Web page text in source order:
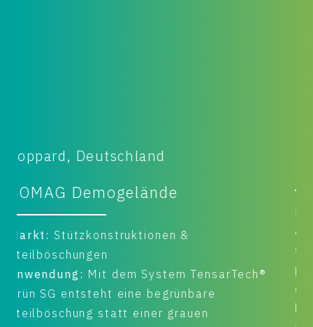
Boppard, Deutschland
BOMAG Demogelände
Markt:Stützkonstruktionen &
Steilböschungen
Anwendung:Mit dem System TensarTech®
Grün SG entsteht eine begrünbare
Steilböschung statt einer grauen